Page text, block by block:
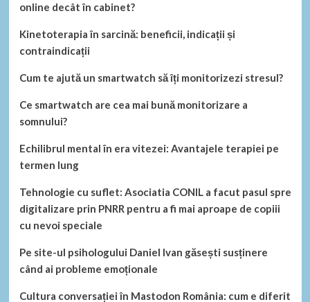
online decât în cabinet?
Kinetoterapia în sarcină: beneficii, indicații și
contraindicații
Cum te ajută un smartwatch să îți monitorizezi stresul?
Ce smartwatch are cea mai bună monitorizare a
somnului?
Echilibrul mental în era vitezei: Avantajele terapiei pe
termen lung
Tehnologie cu suflet: Asociatia CONIL a facut pasul spre
digitalizare prin PNRR pentru a fi mai aproape de copiii
cu nevoi speciale
Pe site-ul psihologului Daniel Ivan găsești susținere
când ai probleme emoționale
Cultura conversației în Mastodon România: cum e diferit